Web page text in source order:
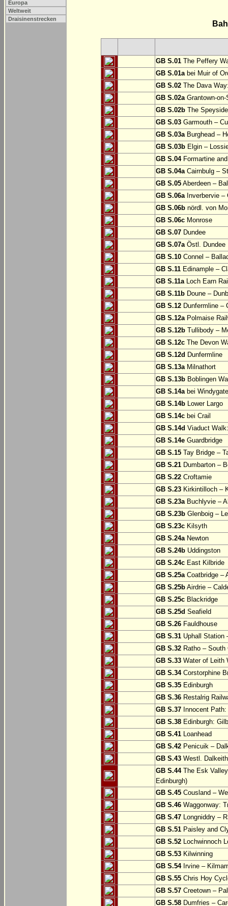
Europa
Weltweit
Draisinenstrecken
GB S.01 The Peffery
GB S.01abei Muir of
GB S.02 The Dava
GB S.02aGrantown-on-
GB S.02b The
GB S.03 Garmouth –
GB S.03aBurghead –
GB S.03b Elgin –
GB S.04Formartine
GB S.04aCairnbulg –
GB S.05 Aberdeen –
GB S.06aInverbervie –
GB S.06b nördl. von
GB S.06c Monrose
GB S.07 Dundee
GB S.07aÖstl. Dundee
GB S.10 Connel –
GB S.11 Edinample –
GB S.11aLoch Earn
GB S.11b Doune –
GB S.12 Dunfermline –
GB S.12aPolmaise
GB S.12b Tullibody –
GB S.12c The Devon
GB S.12d Dunfermline
GB S.13aMilnathort
GB S.13b Boblingen
GB S.14abei
GB S.14b Lower Largo
GB S.14c bei Crail
GB S.14d Viaduct
GB S.14e Guardbridge
GB S.15 Tay Bridge –
GB S.21 Dumbarton –
GB S.22 Croftamie
GB S.23 Kirkintilloch –
GB S.23aBuchlyvie –
GB S.23b Glenboig –
GB S.23c Kilsyth
GB S.24aNewton
GB S.24b Uddingston
GB S.24c East Kilbride
GB S.25aCoatbridge –
GB S.25b Airdrie –
GB S.25c Blackridge
GB S.25d Seafield
GB S.26 Fauldhouse
GB S.31 Uphall Station
GB S.32 Ratho – South
GB S.33 Water of Leith
GB S.34Corstorphine
GB S.35 Edinburgh
GB S.36 Restalrig
GB S.37 Innocent
GB S.38 Edinburgh:
GB S.41 Loanhead
GB S.42 Penicuik –
GB S.43 Westl. Dalkeith
GB S.44The Esk
Edinburgh)
GB S.45 Cousland –
GB S.46 Waggonway:
GB S.47 Longniddry –
GB S.51 Paisley and
GB S.52 Lochwinnoch
GB S.53 Kilwinning
GB S.54Irvine –
GB S.55 Chris Hoy
GB S.57 Creetown –
GB S.58 Dumfries –